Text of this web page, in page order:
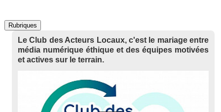
Rubriques
Le Club des Acteurs Locaux, c'est le mariage entre
média numérique éthique et des équipes motivées
et actives sur le terrain.